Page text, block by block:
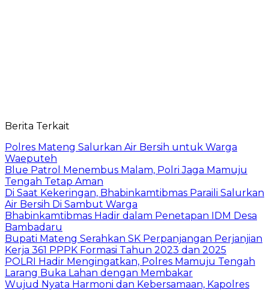
Berita Terkait
Polres Mateng Salurkan Air Bersih untuk Warga
Waeputeh
Blue Patrol Menembus Malam, Polri Jaga Mamuju
Tengah Tetap Aman
Di Saat Kekeringan, Bhabinkamtibmas Paraili Salurkan
Air Bersih Di Sambut Warga
Bhabinkamtibmas Hadir dalam Penetapan IDM Desa
Bambadaru
Bupati Mateng Serahkan SK Perpanjangan Perjanjian
Kerja 361 PPPK Formasi Tahun 2023 dan 2025
POLRI Hadir Mengingatkan, Polres Mamuju Tengah
Larang Buka Lahan dengan Membakar
Wujud Nyata Harmoni dan Kebersamaan, Kapolres